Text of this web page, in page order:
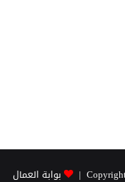
بوابة العمال